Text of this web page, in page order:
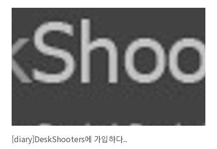
[diary]DeskShooters에 가입하다..